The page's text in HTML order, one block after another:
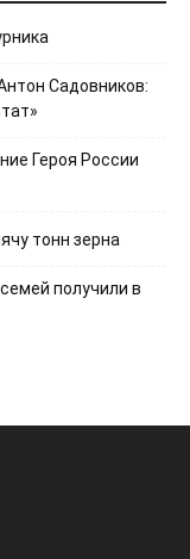
Садовников:
Героя России
тонн зерна
получили в